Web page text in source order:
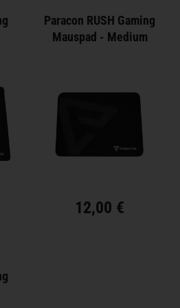
Paracon RUSH Gaming
Mauspad - Medium
12,00 €